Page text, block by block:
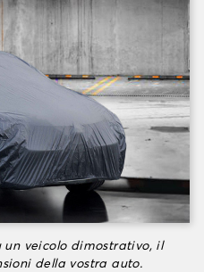
un veicolo dimostrativo, il
della vostra auto.